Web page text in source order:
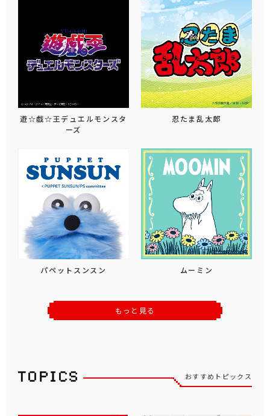
遊☆戯☆王デュエルモンスタ
ーズ
忍たま乱太郎
パペットスンスン ムーミン
もっと見る
おすすめトピックス